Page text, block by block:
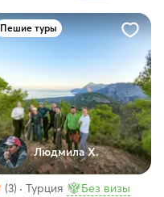
Пешие туры
Людмила Х.
(3) Турция Без визы